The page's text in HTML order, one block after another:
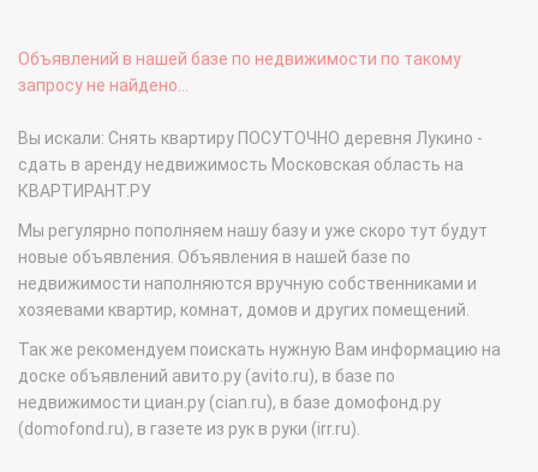
Объявлений в нашей базе по недвижимости по такому
запросу не найдено...
Вы искали: Снять квартиру ПОСУТОЧНО деревня Лукино -
сдать в аренду недвижимость Московская область на
КВАРТИРАНТ.РУ
Мы регулярно пополняем нашу базу и уже скоро тут будут
новые объявления. Объявления в нашей базе по
недвижимости наполняются вручную собственниками и
хозяевами квартир, комнат, домов и других помещений.
Так же рекомендуем поискать нужную Вам информацию на
доске объявлений авито.ру (avito.ru), в базе по
недвижимости циан.ру (cian.ru), в базе домофонд.ру
(domofond.ru), в газете из рук в руки (irr.ru).